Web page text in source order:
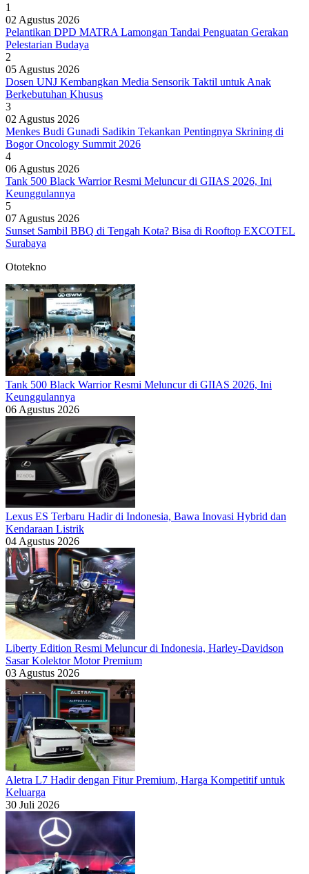
1
02 Agustus 2026
Pelantikan DPD MATRA Lamongan Tandai Penguatan Gerakan
Pelestarian Budaya
2
05 Agustus 2026
Dosen UNJ Kembangkan Media Sensorik Taktil untuk Anak
Berkebutuhan Khusus
3
02 Agustus 2026
Menkes Budi Gunadi Sadikin Tekankan Pentingnya Skrining di
Bogor Oncology Summit 2026
4
06 Agustus 2026
Tank 500 Black Warrior Resmi Meluncur di GIIAS 2026, Ini
Keunggulannya
5
07 Agustus 2026
Sunset Sambil BBQ di Tengah Kota? Bisa di Rooftop EXCOTEL
Surabaya
Ototekno
Tank 500 Black Warrior Resmi Meluncur di GIIAS 2026, Ini
Keunggulannya
06 Agustus 2026
Lexus ES Terbaru Hadir di Indonesia, Bawa Inovasi Hybrid dan
Kendaraan Listrik
04 Agustus 2026
Liberty Edition Resmi Meluncur di Indonesia, Harley-Davidson
Sasar Kolektor Motor Premium
03 Agustus 2026
Aletra L7 Hadir dengan Fitur Premium, Harga Kompetitif untuk
Keluarga
30 Juli 2026